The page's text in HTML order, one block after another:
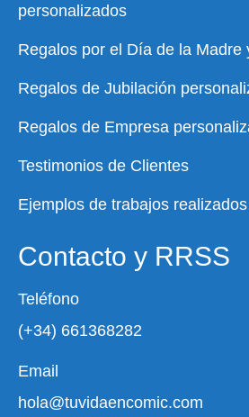
personalizados
Regalos por el Día de la Madre
Regalos de Jubilación
Regalos de Empresa
Testimonios de Clientes
Ejemplos de trabajos realizados
Contacto y RRSS
Teléfono
(+34) 661368282
Email
hola@tuvidaencomic.com